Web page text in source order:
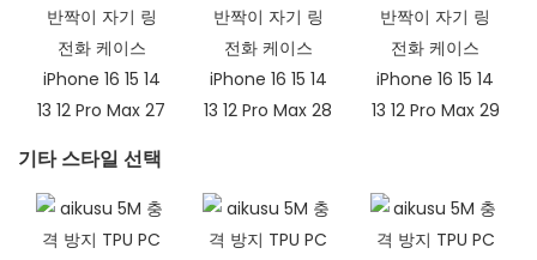
기타 스타일 선택​